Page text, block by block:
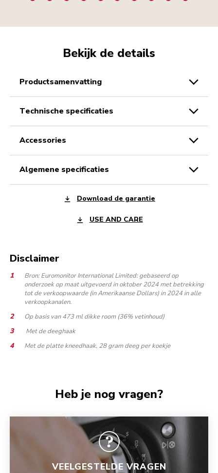
Bekijk de details
productsamenvatting
technische specificaties
accessories
algemene specificaties
Download de garantie
USE AND CARE
Disclaimer
Bron: Euromonitor International Limited: gebaseerd op
onderzoek op maat uitgevoerd in oktober 2024 met betrekking
tot de verkoopwaarde (in Amerikaanse Dollars) in 2024 in alle
verkoopkanalen.
Op basis van 473 ml dikke room (36% vetinhoud)
Met de deeghaak
Met de platte kneedhaak, 28 gram deeg per koekje
Heb je nog vragen?
VEELGESTELDE VRAGEN